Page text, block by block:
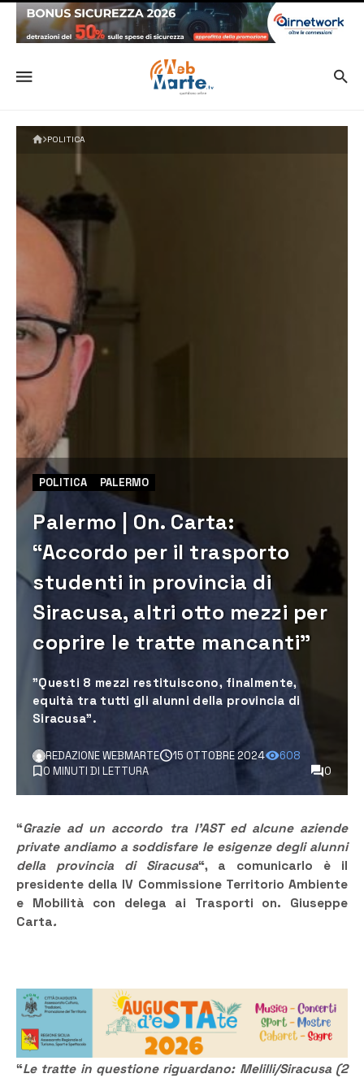
POLITICA
POLITICA PALERMO
Palermo | On. Carta:
“Accordo per il trasporto
studenti in provincia di
Siracusa, altri otto mezzi per
coprire le tratte mancanti”
"Questi 8 mezzi restituiscono, finalmente,
equità tra tutti gli alunni della provincia di
Siracusa”.
REDAZIONE WEBMARTE 15 OTTOBRE 2024
608
0 MINUTI DI LETTURA
0
“Grazie ad un accordo tra l’AST ed alcune aziende
private andiamo a soddisfare le esigenze degli alunni
della provincia di Siracusa“, a comunicarlo è il
presidente della IV Commissione Territorio Ambiente
e Mobilità con delega ai Trasporti on. Giuseppe
Carta.
“Le tratte in questione riguardano: Melilli/Siracusa (2